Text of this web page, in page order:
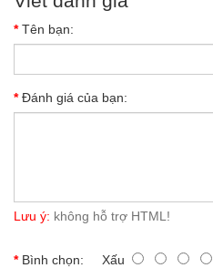
Tên bạn:
Đánh giá của bạn:
Lưu ý: không hỗ trợ HTML!
Bình chọn: Xấu